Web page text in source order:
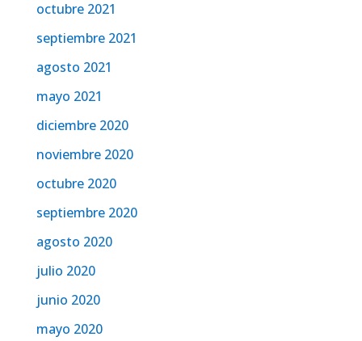
octubre 2021
septiembre 2021
agosto 2021
mayo 2021
diciembre 2020
noviembre 2020
octubre 2020
septiembre 2020
agosto 2020
julio 2020
junio 2020
mayo 2020